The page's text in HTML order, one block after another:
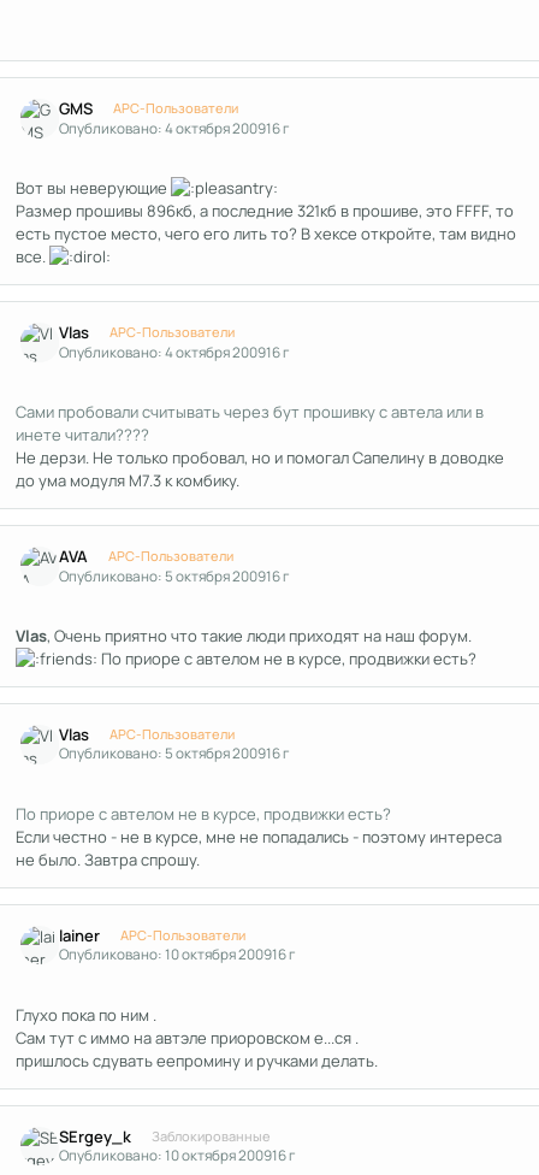
GMS APC-Пользователи
Опубликовано:4 октября 200916 г
Вот вы неверующие
Размер прошивы 896кб, а последние 321кб в прошиве, это FFFF, то
есть пустое место, чего его лить то? В хексе откройте, там видно
все.
Vlas APC-Пользователи
Опубликовано:4 октября 200916 г
Сами пробовали считывать через бут прошивку с автела или в
инете читали????
Не дерзи. Не только пробовал, но и помогал Сапелину в доводке
до ума модуля М7.3 к комбику.
AVA APC-Пользователи
Опубликовано:5 октября 200916 г
Vlas, Очень приятно что такие люди приходят на наш форум.
По приоре с автелом не в курсе, продвижки есть?
Vlas APC-Пользователи
Опубликовано:5 октября 200916 г
По приоре с автелом не в курсе, продвижки есть?
Если честно - не в курсе, мне не попадались - поэтому интереса
не было. Завтра спрошу.
lainer APC-Пользователи
Опубликовано:10 октября 200916 г
Глухо пока по ним .
Сам тут с иммо на автэле приоровском е...ся .
пришлось сдувать еепромину и ручками делать.
SErgey_k Заблокированные
Опубликовано:10 октября 200916 г